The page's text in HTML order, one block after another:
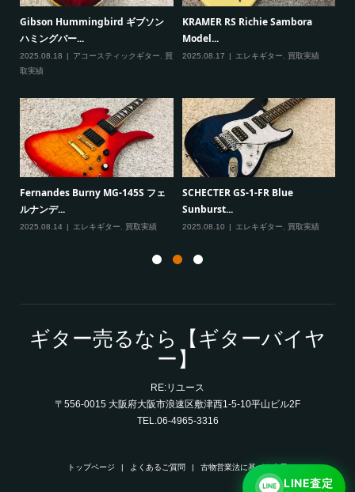
Gibson Hummingbird ギブソン
ハミングバー...
2025.08.18 アコースティックギター
買
取実績
KRAMER RS Richie Sambora
Model...
2025.08.17 エレキギター 買取実績
Fernandes Burny MG-145S フェ
ルナンデ...
2025.08.14 エレキギター 買取実績
SCHECTER GS-1-FR Blue
Sunburst...
2025.08.10 エレキギター 買取実績
ギター売るなら【ギターバイヤ
ー】
RE:リユース
〒556-0015 大阪府大阪市浪速区敷津西1-5-10平山ビル2F
TEL.06-4965-3316
トップページ よくあるご質問 古物営業法に基づく表示
LINE査定